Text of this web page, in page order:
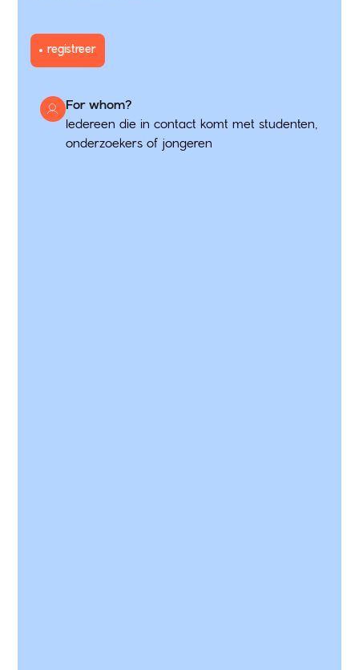
registreer
For whom?
Iedereen die in contact komt met studenten,
onderzoekers of jongeren